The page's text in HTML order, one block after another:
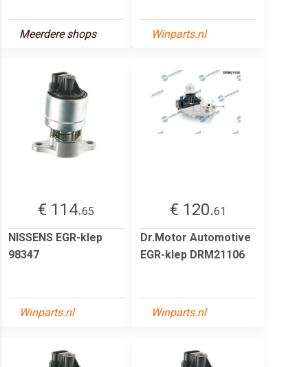
Meerdere shops Winparts.nl
€ 114.65
NISSENS EGR-klep
98347
Winparts.nl
€ 120.61
Dr.Motor Automotive
EGR-klep DRM21106
Winparts.nl